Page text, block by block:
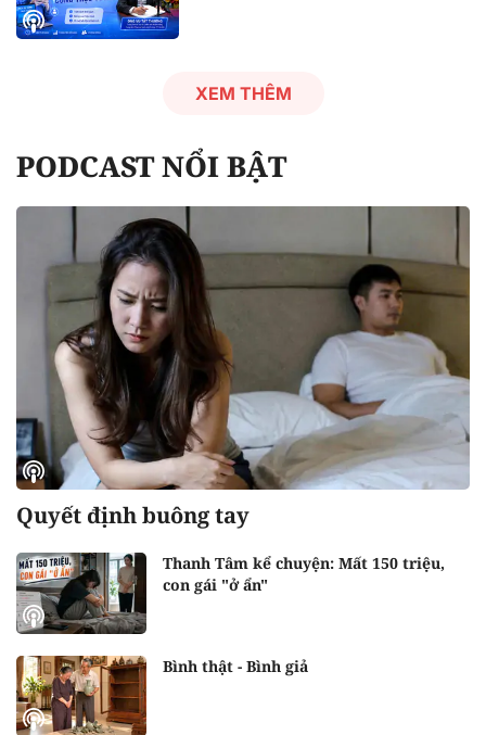
XEM THÊM
PODCAST NỔI BẬT
Quyết định buông tay
Thanh Tâm kể chuyện: Mất 150 triệu,
con gái "ở ẩn"
Bình thật - Bình giả